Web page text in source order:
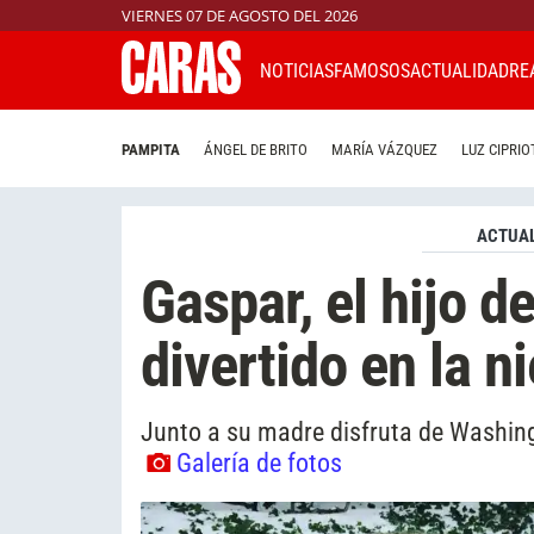
VIERNES 07 DE AGOSTO DEL 2026
NOTICIASFAMOSOSACTUALIDAD
PAMPITA ÁNGEL DE BRITO MARÍA VÁZQUEZ LUZ
Gaspar, el hijo
divertido en la
Junto a su madre disfruta de
Galería de fotos